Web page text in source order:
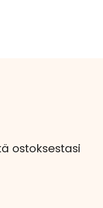
ostoksestasi